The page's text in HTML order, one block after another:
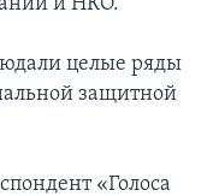
и НКО.
целые ряды
защитной
«Голоса